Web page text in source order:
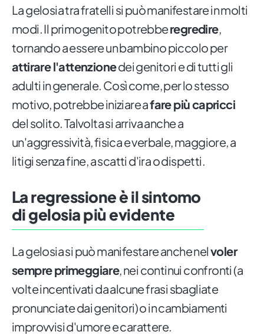
La gelosia tra fratelli si può manifestare in molti
modi. Il primogenito potrebberegredire,
tornando a essere un bambino piccolo per
attirare l'attenzionedei genitori e di tutti gli
adulti in generale. Così come, per lo stesso
motivo, potrebbe iniziare afare più capricci
del solito. Talvolta si arriva anche a
un'aggressività, fisica e verbale, maggiore, a
litigi senza fine, a scatti d'ira o dispetti.
La regressione è il sintomo
di gelosia più evidente
La gelosia si può manifestare anche nelvoler
sempre primeggiare, nei continui confronti (a
volte incentivati da alcune frasi sbagliate
pronunciate dai genitori) o in cambiamenti
improvvisi d'umore e carattere.